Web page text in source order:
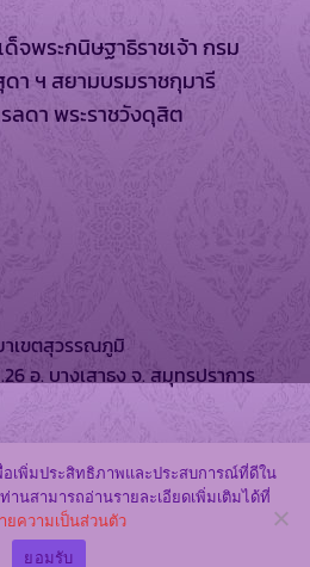
จพระกนิษฐาธิราชเจ้า กรม
า ฯ สยามบรมราชกุมารี
ดา พระราชวังดุสิต
เขตสุวรรณภูมิ
อ. บางเสาธง จ. สมุทรปราการ
าม พรบ.ลิขสิทธิ์ พ.ศ. 2537 โดย
และมหาวิทยาลัยอัสสัมชัญ
อเพิ่มประสิทธิภาพและประสบการณ์ที่ดีใน
านสามารถอ่านรายละเอียดเพิ่มเติมได้ที่
ยความเป็นส่วนตัว
ยอมรับ